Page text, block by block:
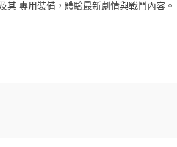
其 專用裝備，體驗最新劇情與戰鬥內容。